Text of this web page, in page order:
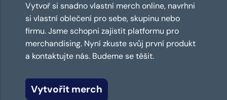
Vytvoř si snadno vlastní merch online, navrhni
si vlastní oblečení pro sebe, skupinu nebo
firmu. Jsme schopni zajistit platformu pro
merchandising. Nyní zkuste svůj první produkt
a kontaktujte nás. Budeme se těšit.
Vytvořit merch